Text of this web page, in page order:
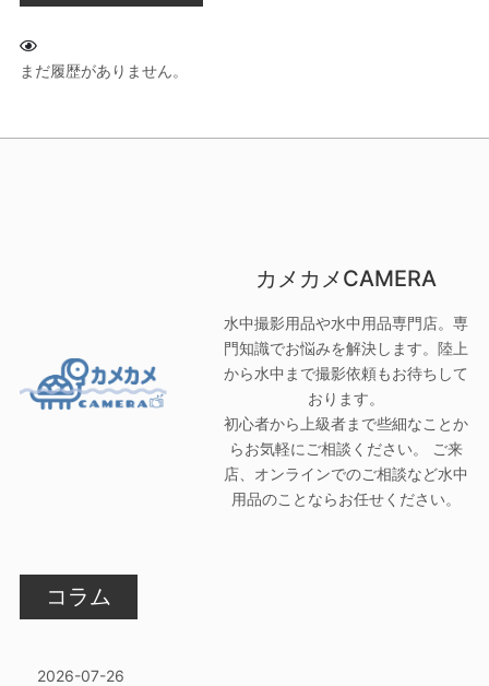
まだ履歴がありません。
カメカメCAMERA
水中撮影用品や水中用品専門店。専
門知識でお悩みを解決します。陸上
から水中まで撮影依頼もお待ちして
おります。
初心者から上級者まで些細なことか
らお気軽にご相談ください。 ご来
店、オンラインでのご相談など水中
用品のことならお任せください。
コラム
2026-07-26